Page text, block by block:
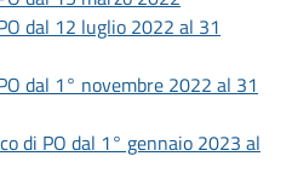
dal 12 luglio 2022 al 31
dal 1° novembre 2022 al 31
di PO dal 1° gennaio 2023 al